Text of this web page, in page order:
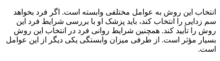
انتخاب این روش به عوامل مختلفی وابسته است. اگر فرد بخواهد
سم زدایی را انتخاب کند، باید پزشک او با بررسی شرایط فرد این
روش را تأیید کند. همچنین شرایط روانی فرد در انتخاب این روش
بسیار مؤثر است. از طرفی میزان وابستگی یکی دیگر از این عوامل
است.